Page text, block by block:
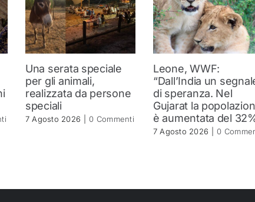
Una serata speciale
per gli animali,
realizzata da persone
speciali
7 Agosto 2026 0 Commenti
Leone, WWF:
“Dall’India un
di speranza. Nel
Gujarat la
è aumentata del
7 Agosto 2026 0